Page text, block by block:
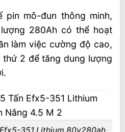
pin mô-đun thông minh,
280Ah có thể hoạt
làm việc cường độ cao,
2 để tăng dung lượng